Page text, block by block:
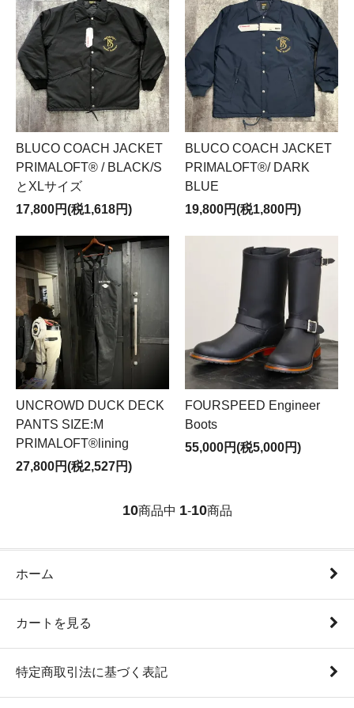
BLUCO COACH JACKET
PRIMALOFT®︎ / BLACK/S
とXLサイズ
17,800円(税1,618円)
BLUCO COACH JACKET
PRIMALOFT®︎/ DARK
BLUE
19,800円(税1,800円)
UNCROWD DUCK DECK
PANTS SIZE:M
PRIMALOFT®︎lining
27,800円(税2,527円)
FOURSPEED Engineer
Boots
55,000円(税5,000円)
10商品中 1-10商品
ホーム
カートを見る
特定商取引法に基づく表記